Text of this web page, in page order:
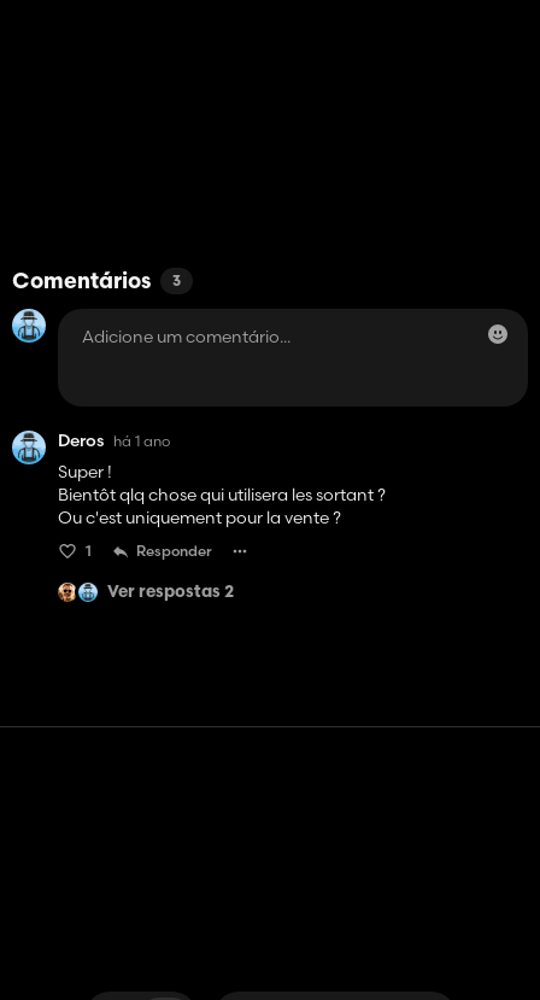
Comentários 3
Deros há 1 ano
Super !
Bientôt qlq chose qui utilisera les sortant ?
Ou c'est uniquement pour la vente ?
1 Responder
Ver respostas 2